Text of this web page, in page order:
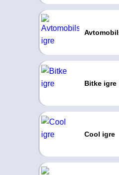
Bitke igre
Cool igre